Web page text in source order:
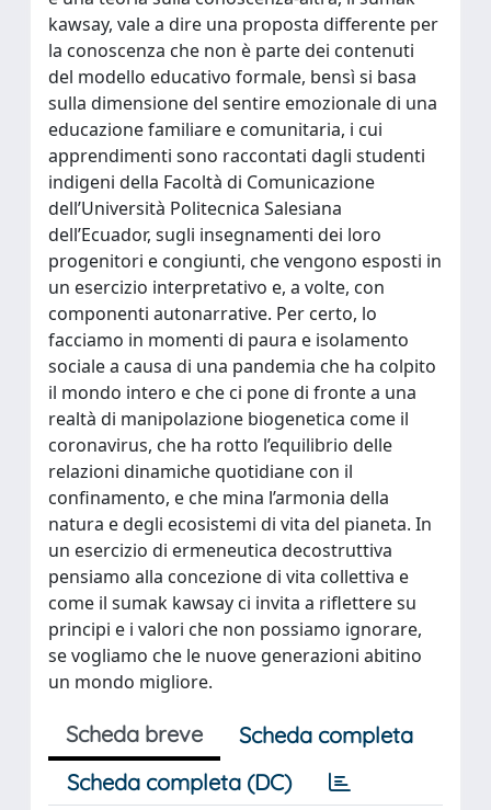
kawsay, vale a dire una proposta differente per
la conoscenza che non è parte dei contenuti
del modello educativo formale, bensì si basa
sulla dimensione del sentire emozionale di una
educazione familiare e comunitaria, i cui
apprendimenti sono raccontati dagli studenti
indigeni della Facoltà di Comunicazione
dell’Università Politecnica Salesiana
dell’Ecuador, sugli insegnamenti dei loro
progenitori e congiunti, che vengono esposti in
un esercizio interpretativo e, a volte, con
componenti autonarrative. Per certo, lo
facciamo in momenti di paura e isolamento
sociale a causa di una pandemia che ha colpito
il mondo intero e che ci pone di fronte a una
realtà di manipolazione biogenetica come il
coronavirus, che ha rotto l’equilibrio delle
relazioni dinamiche quotidiane con il
confinamento, e che mina l’armonia della
natura e degli ecosistemi di vita del pianeta. In
un esercizio di ermeneutica decostruttiva
pensiamo alla concezione di vita collettiva e
come il sumak kawsay ci invita a riflettere su
principi e i valori che non possiamo ignorare,
se vogliamo che le nuove generazioni abitino
un mondo migliore.
Scheda breve
Scheda completa
Scheda completa (DC)